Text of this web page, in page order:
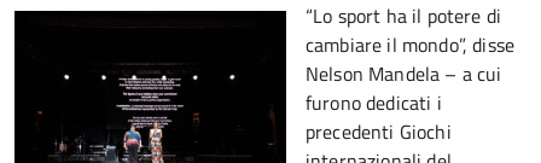
“Lo sport ha il potere di
cambiare il mondo”, disse
Nelson Mandela – a cui
furono dedicati i
precedenti Giochi